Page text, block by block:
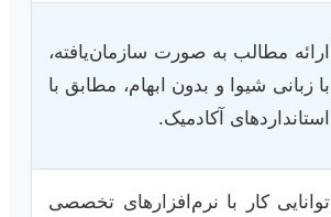
ارائه مطالب به صورت سازمان‌یافته،
با زبانی شیوا و بدون ابهام، مطابق با
استانداردهای آکادمیک.
توانایی کار با نرم‌افزارهای تخصصی